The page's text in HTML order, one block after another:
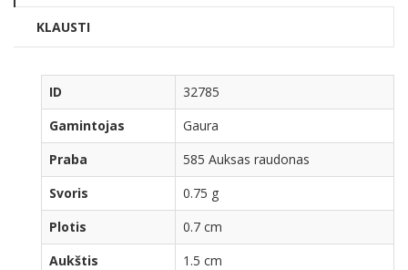
KLAUSTI
ID
32785
Gamintojas
Gaura
Praba
585 Auksas raudonas
Svoris
0.75 g
Plotis
0.7 cm
Aukštis
1.5 cm